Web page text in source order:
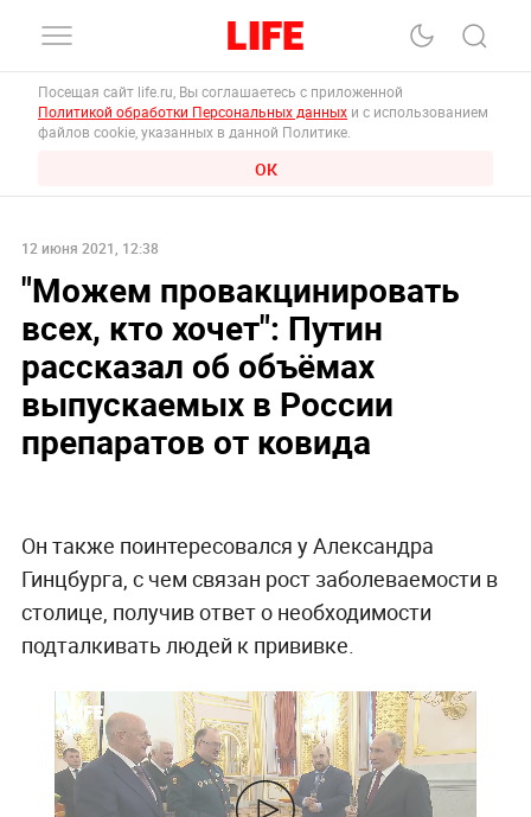
Посещая сайт life.ru, Вы соглашаетесь с приложенной
Политикой обработки Персональных данных и с использованием
файлов cookie, указанных в данной Политике.
ОК
12 июня 2021, 12:38
"Можем провакцинировать
всех, кто хочет": Путин
рассказал об объёмах
выпускаемых в России
препаратов от ковида
Он также поинтересовался у Александра
Гинцбурга, с чем связан рост заболеваемости в
столице, получив ответ о необходимости
подталкивать людей к прививке.